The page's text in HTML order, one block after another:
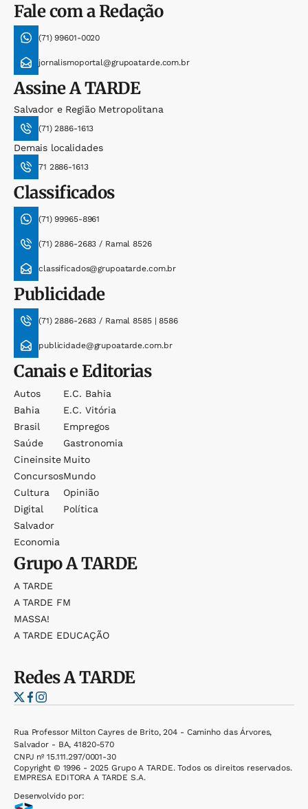
Fale com a Redação
(71) 99601-0020
jornalismoportal@grupoatarde.com.br
AssineA TARDE
Salvador e Região Metropolitana
(71) 2886-1613
Demais localidades
71 2886-1613
Classificados
(71) 99965-8961
(71) 2886-2683 / Ramal 8526
classificados@grupoatarde.com.br
Publicidade
(71) 2886-2683 / Ramal 8585 | 8586
publicidade@grupoatarde.com.br
Canais e Editorias
Autos
Bahia
Brasil
Saúde
Cineinsite
Concursos
Cultura
Digital
Salvador
Economia
E.c. Bahia
E.c. Vitória
Empregos
Gastronomia
Muito
Mundo
Opinião
Política
GrupoA TARDE
A TARDE
A TARDE FM
MASSA!
A TARDE EDUCAÇÃO
RedesA TARDE
Rua Professor Milton Cayres de Brito, 204 - Caminho das Árvores,
Salvador - BA, 41820-570
CNPJ nº 15.111.297/0001-30
Copyright © 1996 - 2025 Grupo A TARDE. Todos os direitos reservados.
EMPRESA EDITORA A TARDE S.A.
Desenvolvido por: